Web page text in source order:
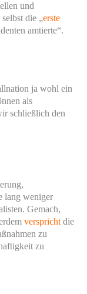
und
die „erste
amtierte“.
ja wohl ein
als
schließlich den
lang weniger
Gemach,
versprichtdie
zu
zu